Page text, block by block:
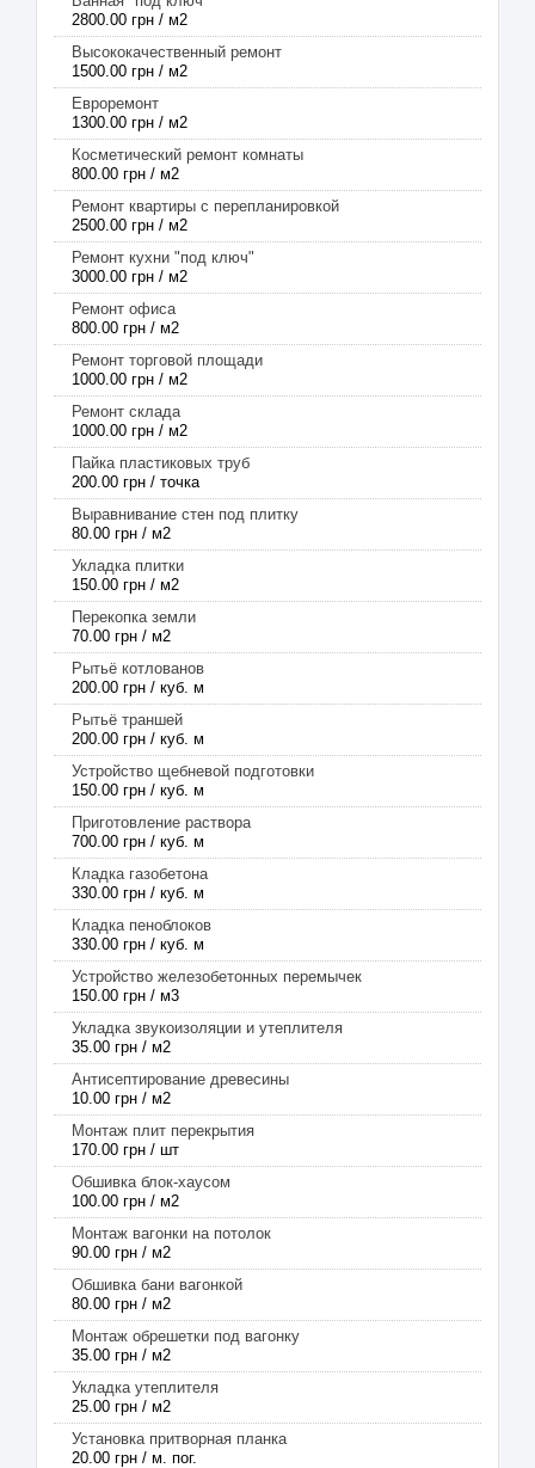
2800.00 грн / м2
Высококачественный ремонт
1500.00 грн / м2
Евроремонт
1300.00 грн / м2
Косметический ремонт комнаты
800.00 грн / м2
Ремонт квартиры с перепланировкой
2500.00 грн / м2
Ремонт кухни "под ключ"
3000.00 грн / м2
Ремонт офиса
800.00 грн / м2
Ремонт торговой площади
1000.00 грн / м2
Ремонт склада
1000.00 грн / м2
Пайка пластиковых труб
200.00 грн / точка
Выравнивание стен под плитку
80.00 грн / м2
Укладка плитки
150.00 грн / м2
Перекопка земли
70.00 грн / м2
Рытьё котлованов
200.00 грн / куб. м
Рытьё траншей
200.00 грн / куб. м
Устройство щебневой подготовки
150.00 грн / куб. м
Приготовление раствора
700.00 грн / куб. м
Кладка газобетона
330.00 грн / куб. м
Кладка пеноблоков
330.00 грн / куб. м
Устройство железобетонных перемычек
150.00 грн / м3
Укладка звукоизоляции и утеплителя
35.00 грн / м2
Антисептирование древесины
10.00 грн / м2
Монтаж плит перекрытия
170.00 грн / шт
Обшивка блок-хаусом
100.00 грн / м2
Монтаж вагонки на потолок
90.00 грн / м2
Обшивка бани вагонкой
80.00 грн / м2
Монтаж обрешетки под вагонку
35.00 грн / м2
Укладка утеплителя
25.00 грн / м2
Установка притворная планка
20.00 грн / м. пог.